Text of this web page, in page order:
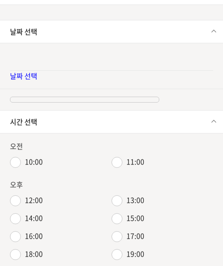
날짜 선택
날짜 선택
시간 선택
오전
10:00
11:00
오후
12:00
13:00
14:00
15:00
16:00
17:00
18:00
19:00